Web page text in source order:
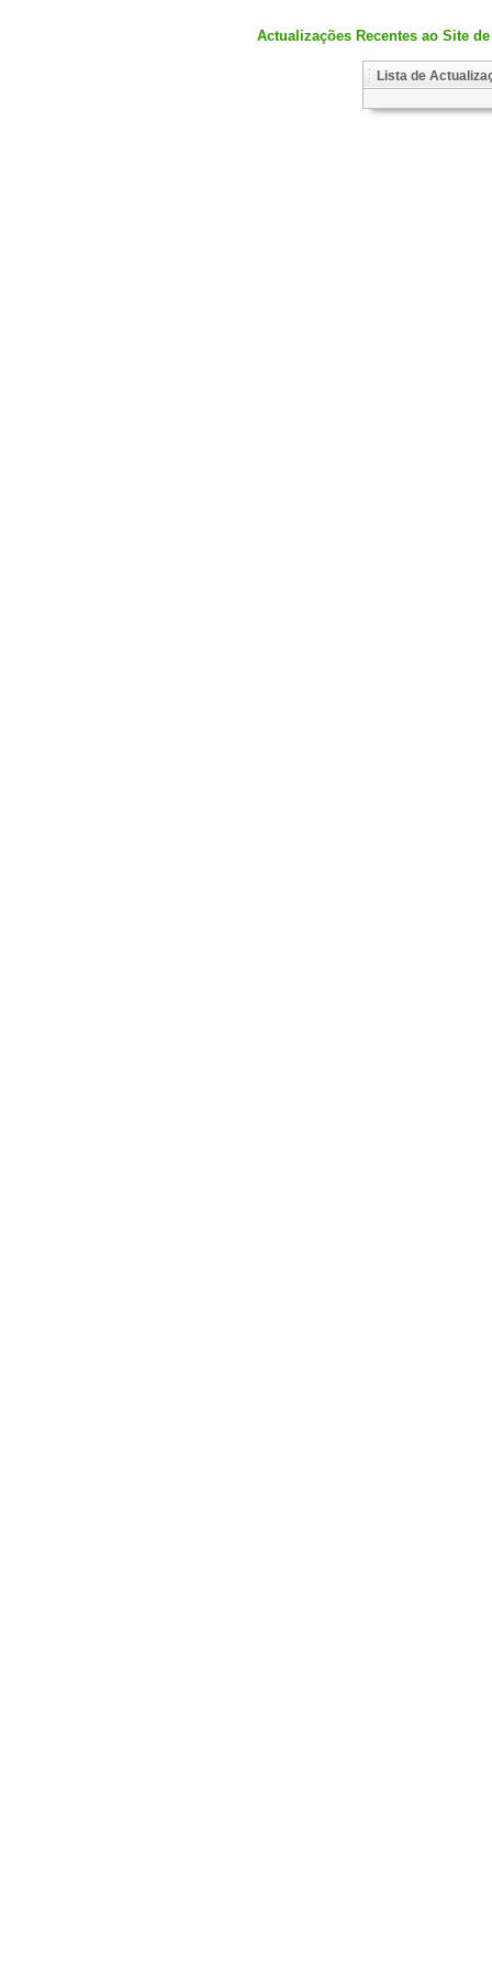
Actualizações Recentes ao Site
Lista de